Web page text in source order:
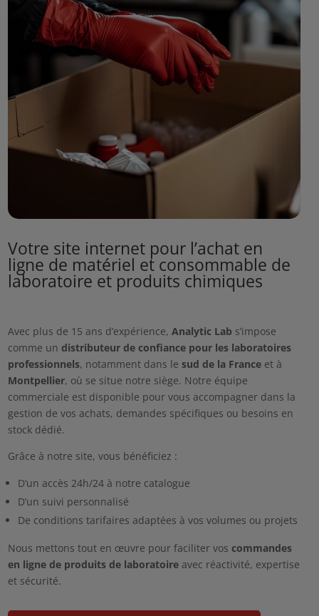
Votre site internet pour l’achat en
ligne de matériel et consommable de
laboratoire et produits chimiques
Avec plus de 15 ans d’expérience, Analytic Lab s’impose
comme un distributeur de confiance pour les laboratoires
professionnels, notamment dans le sud de la Franceet à
Montpellier, où se situe notre siège. Notre équipe
commerciale est disponible pour vous accompagner dans la
gestion de vos achats, demandes spécifiques ou besoins en
stock dédié.
Grâce à notre site, vous bénéficiez :
D’un accès 24h/24 à notre catalogue
D’un suivi personnalisé
De conditions tarifaires adaptées à vos volumes ou projets
Nous mettons tout en œuvre pour faciliter vos commandes
en ligne de produits de laboratoireavec réactivité, expertise
et sécurité.